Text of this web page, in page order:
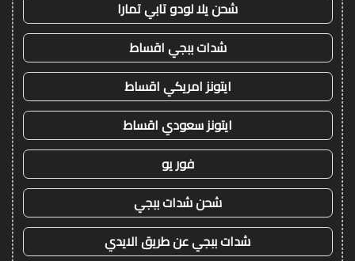
شحن يلا لودو تابي تمارا
شدات ببجي اقساط
ايتونز امريكي اقساط
ايتونز سعودي اقساط
فور يو
شحن شدات ببجي
شدات ببجي عن طريق الايدي